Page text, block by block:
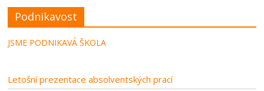
Podnikavost
JSME PODNIKAVÁ ŠKOLA
Letošní prezentace absolventských prací